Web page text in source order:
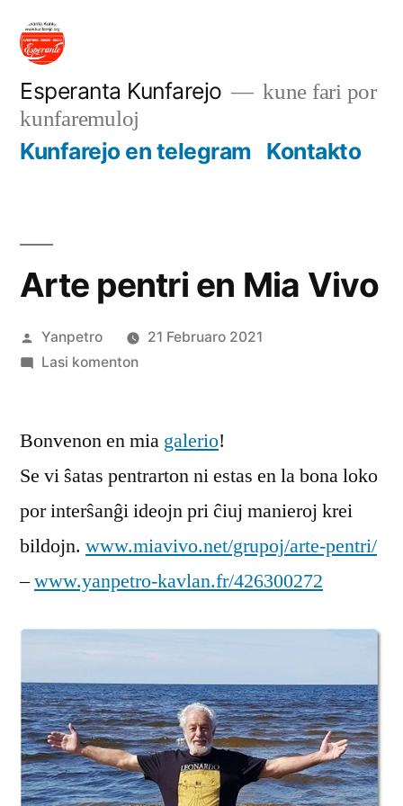
rekte
enhavo
Esperanta Kunfarejo
kune fari por
kunfaremuloj
Kunfarejo en telegram Kontakto
Arte pentri en Mia Vivo
Afiŝita
de
Yanpetro
21 Februaro 2021
Lasi komentonpri
en
Vivo
Bonvenon en mia galerio!
Se vi ŝatas pentrarton ni estas en la bona loko
por interŝanĝi ideojn pri ĉiuj manieroj krei
bildojn. www.miavivo.net/grupoj/arte-pentri/
–www.yanpetro-kavlan.fr/426300272